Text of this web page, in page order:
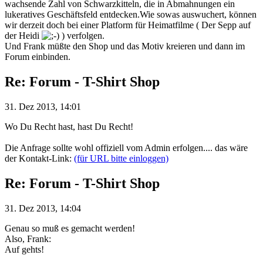
wachsende Zahl von Schwarzkitteln, die in Abmahnungen ein
lukeratives Geschäftsfeld entdecken.Wie sowas auswuchert, können
wir derzeit doch bei einer Platform für Heimatfilme ( Der Sepp auf
der Heidi
) verfolgen.
Und Frank müßte den Shop und das Motiv kreieren und dann im
Forum einbinden.
Re: Forum - T-Shirt Shop
31. Dez 2013, 14:01
Wo Du Recht hast, hast Du Recht!
Die Anfrage sollte wohl offiziell vom Admin erfolgen.... das wäre
der Kontakt-Link: (für URL bitte einloggen)
Re: Forum - T-Shirt Shop
31. Dez 2013, 14:04
Genau so muß es gemacht werden!
Also, Frank:
Auf gehts!